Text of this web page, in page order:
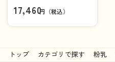
料負担ナシ】
17,460円（税込）
トップ カテゴリで探す 粉乳